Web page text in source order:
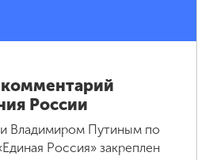
России
Владимиром Путиным по
Россия» закреплен